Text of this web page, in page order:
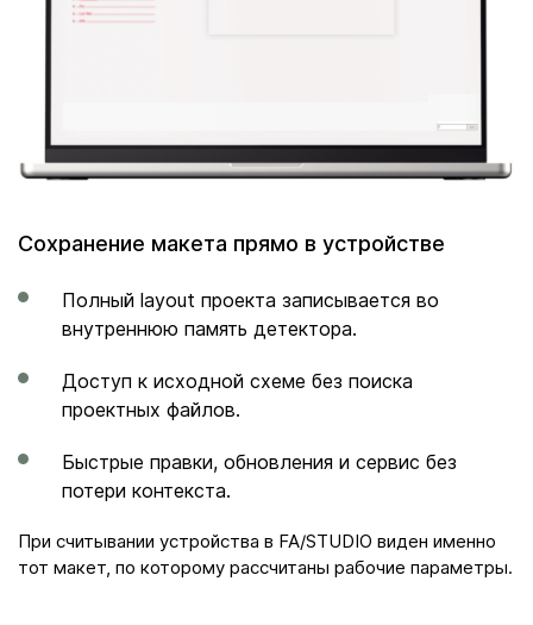
Сохранение макета прямо в устройстве
Полный layout проекта записывается во
внутреннюю память детектора.
Доступ к исходной схеме без поиска
проектных файлов.
Быстрые правки, обновления и сервис без
потери контекста.
При считывании устройства в FA/STUDIO виден именно
тот макет, по которому рассчитаны рабочие параметры.